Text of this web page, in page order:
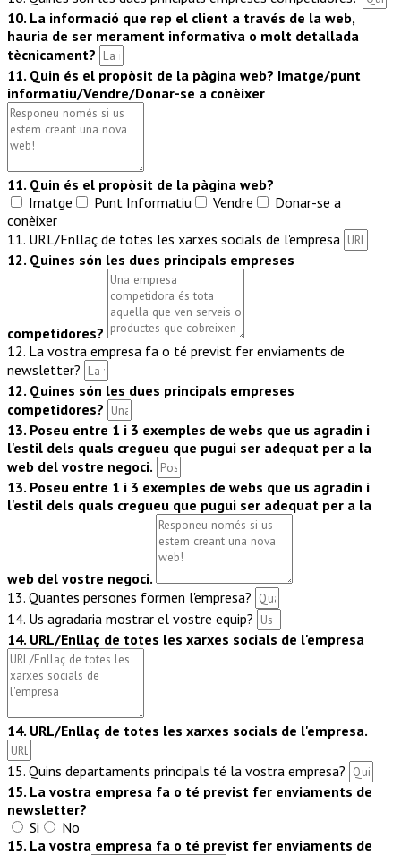
10. La informació que rep el client a través de la web,
hauria de ser merament informativa o molt detallada
tècnicament?
11. Quin és el propòsit de la pàgina web? Imatge/punt
informatiu/Vendre/Donar-se a conèixer
11. Quin és el propòsit de la pàgina web?
Imatge
Punt Informatiu Vendre
Donar-se a
conèixer
11. URL/Enllaç de totes les xarxes socials de l'empresa
12. Quines són les dues principals empreses
competidores?
12. La vostra empresa fa o té previst fer enviaments de
newsletter?
12. Quines són les dues principals empreses
competidores?
13. Poseu entre 1 i 3 exemples de webs que us agradin i
l'estil dels quals cregueu que pugui ser adequat per a la
web del vostre negoci.
13. Poseu entre 1 i 3 exemples de webs que us agradin i
l'estil dels quals cregueu que pugui ser adequat per a la
web del vostre negoci.
13. Quantes persones formen l'empresa?
14. Us agradaria mostrar el vostre equip?
14. URL/Enllaç de totes les xarxes socials de l'empresa
14. URL/Enllaç de totes les xarxes socials de l'empresa.
15. Quins departaments principals té la vostra empresa?
15. La vostra empresa fa o té previst fer enviaments de
newsletter?
Si
No
15. La vostra empresa fa o té previst fer enviaments de